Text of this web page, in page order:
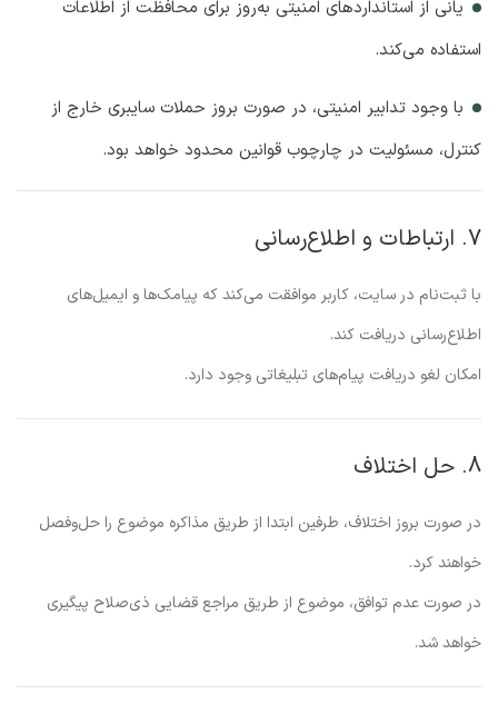
یانی از استانداردهای امنیتی به‌روز برای محافظت از اطلاعات
استفاده می‌کند.
با وجود تدابیر امنیتی، در صورت بروز حملات سایبری خارج از
کنترل، مسئولیت در چارچوب قوانین محدود خواهد بود.
7. ارتباطات و اطلاع‌رسانی
با ثبت‌نام در سایت، کاربر موافقت می‌کند که پیامک‌ها و ایمیل‌های
اطلاع‌رسانی دریافت کند.
امکان لغو دریافت پیام‌های تبلیغاتی وجود دارد.
8. حل اختلاف
در صورت بروز اختلاف، طرفین ابتدا از طریق مذاکره موضوع را حل‌وفصل
خواهند کرد.
در صورت عدم توافق، موضوع از طریق مراجع قضایی ذی‌صلاح پیگیری
خواهد شد.